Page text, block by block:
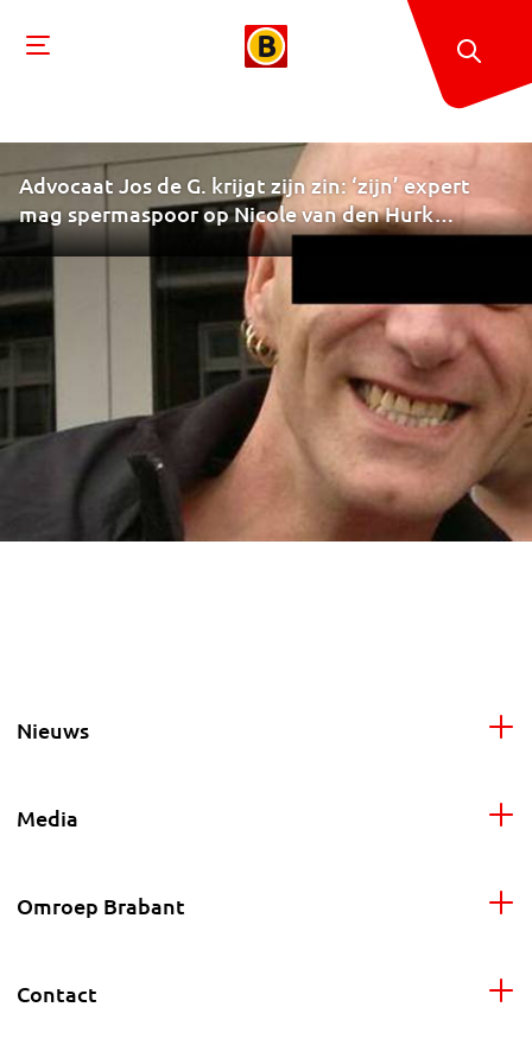
Advocaat Jos de G. krijgt zijn zin: ‘zijn’ expert
mag spermaspoor op Nicole van den Hurk
onderzoeken
Nieuws
Media
Omroep Brabant
Contact